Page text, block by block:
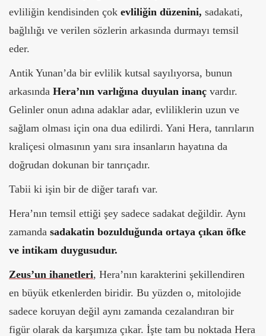
evliliğin kendisinden çok evliliğin düzenini, sadakati,
bağlılığı ve verilen sözlerin arkasında durmayı temsil
eder.
Antik Yunan’da bir evlilik kutsal sayılıyorsa, bunun
arkasında Hera’nın varlığına duyulan inanç vardır.
Gelinler onun adına adaklar adar, evliliklerin uzun ve
sağlam olması için ona dua edilirdi. Yani Hera, tanrıların
kraliçesi olmasının yanı sıra insanların hayatına da
doğrudan dokunan bir tanrıçadır.
Tabii ki işin bir de diğer tarafı var.
Hera’nın temsil ettiği şey sadece sadakat değildir. Aynı
zamanda sadakatin bozulduğunda ortaya çıkan öfke
ve intikam duygusudur.
Zeus’un ihanetleri, Hera’nın karakterini şekillendiren
en büyük etkenlerden biridir. Bu yüzden o, mitolojide
sadece koruyan değil aynı zamanda cezalandıran bir
figür olarak da karşımıza çıkar. İşte tam bu noktada Hera